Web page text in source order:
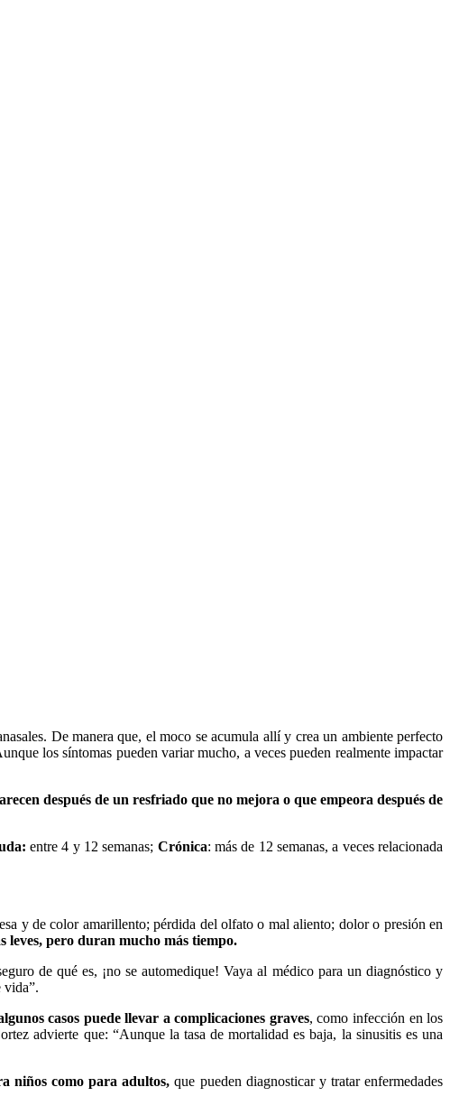
De manera que, el moco se acumula allí y crea un ambiente perfecto
los síntomas pueden variar mucho, a veces pueden realmente impactar
después de un resfriado que no mejora o que empeora después de
entre 4 y 12 semanas; Crónica: más de 12 semanas, a veces relacionada
y de color amarillento; pérdida del olfato o mal aliento; dolor o presión en
leves, pero duran mucho más tiempo.
de qué es, ¡no se automedique! Vaya al médico para un diagnóstico y
vida”.
casos puede llevar a complicaciones graves, como infección en los
advierte que: “Aunque la tasa de mortalidad es baja, la sinusitis es una
niños como para adultos,que pueden diagnosticar y tratar enfermedades